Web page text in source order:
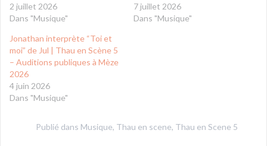
2 juillet 2026
Dans "Musique"
7 juillet 2026
Dans "Musique"
Jonathan interprète “Toi et
moi” de Jul | Thau en Scène 5
– Auditions publiques à Mèze
2026
4 juin 2026
Dans "Musique"
Publié dans Musique, Thau en scene, Thau en Scene 5